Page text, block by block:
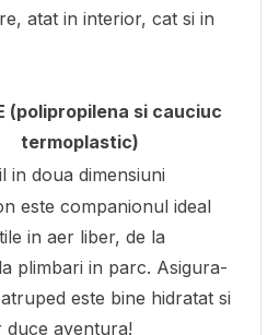
atat in interior, cat si in
(polipropilena si cauciuc
termoplastic)
in doua dimensiuni
este companionul ideal
in aer liber, de la
plimbari in parc. Asigura-
este bine hidratat si
aventura!